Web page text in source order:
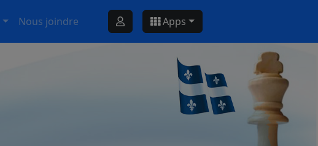
Nous joindre Apps